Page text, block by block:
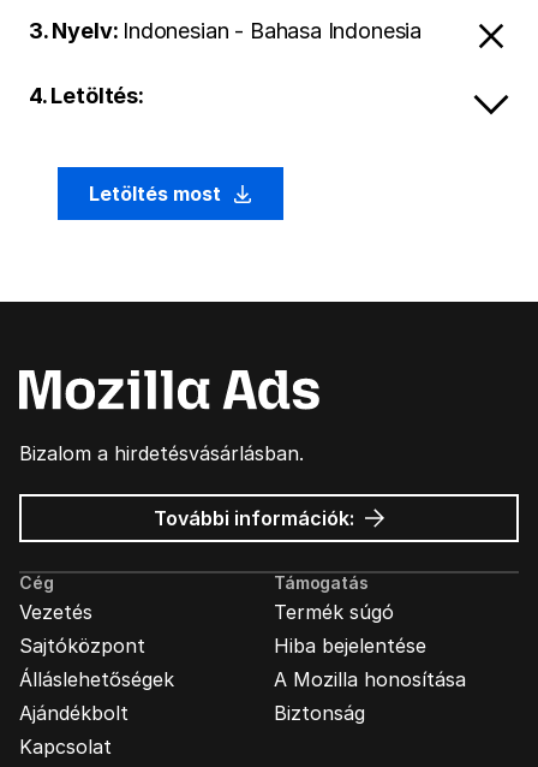
3. Nyelv: Indonesian - Bahasa Indonesia
4. Letöltés:
Letöltés most
Bizalom a hirdetésvásárlásban.
További információk: Mozilla
hirdetések
Cég
Vezetés
Sajtóközpont
Álláslehetőségek
Ajándékbolt
Kapcsolat
Támogatás
Termék súgó
Hiba bejelentése
A Mozilla honosítása
Biztonság